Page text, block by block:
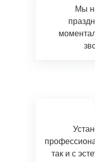
Мы
так и с